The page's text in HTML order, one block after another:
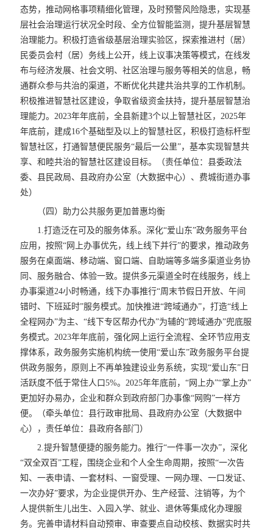
态势，推动网格事项精细化管理，及时预警风险隐患，实现基
层社会治理运行状况全时段、全方位智能监测，提升基层智慧
治理能力。积极打造省级基层治理实验区，探索推进村（居）
民委员会村（居）务线上公开，线上议事决策等模式，在线发
布与经济发展、社会文明、社区治理与服务等相关的信息，畅
通群众参与共治的渠道，不断优化共建共治共享的工作机制。
积极推进智慧社区建设，争取省级资金扶持，提升基层智慧治
理能力。2023年年底前，全县新建3个以上智慧社区，2025年
年底前，建成16个基础型及以上的智慧社区，积极打造标杆型
智慧社区，打通智慧便民服务“最后一公里”，基本实现智慧共
享、和睦共治的智慧社区建设目标。（责任单位：县委政法
委、县民政局、县政府办公室（大数据中心）、费城街道办事
处）
（四）助力公共服务更加普惠均衡
1.打造泛在可及的服务体系。深化“爱山东”政务服务平台
应用，按照“网上办事优先，线上线下并行”的要求，推动政务
服务在桌面端、移动端、窗口端、自助端等多端多渠道业务协
同、服务融合、体验一致。提供多元渠道全时在线服务，线上
办事渠道24小时畅通，线下办事推行“周末节假日开放、午间
错时、下班延时”服务模式。加快推进“跨域通办”，打造“线上
全程网办”为主、“线下专区帮办代办”为辅的“跨域通办”兜底服
务模式。2023年年底前，强化网上运行全流程、全环节应用支
撑体系，政务服务实施机构统一使用“爱山东”政务服务平台提
供政务服务，原则上不再单独建设业务系统，实现“爱山东”日
活跃度不低于常住人口5%。2025年年底前，“网上办”“掌上办”
更加好办易办，企业和群众到政府部门办事像“网购”一样方
便。（牵头单位：县行政审批局、县政府办公室（大数据中
心），责任单位：县政府各部门）
2.提升智慧便捷的服务能力。推行“一件事一次办”，深化
“双全双百”工程，围绕企业和个人全生命周期，按照“一次告
知、一表申请、一套材料、一窗受理、一网办理、一口发证、
一次办好”要求，为企业提供开办、生产经营、注销等，为个
人提供新生儿出生、入园入学、就业、退休等集成化办理服
务。完善申请材料自动预审、审查要点自动校核、数据实时共